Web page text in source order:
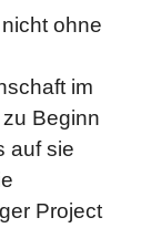
ohne
im
Beginn
auf sie
Project